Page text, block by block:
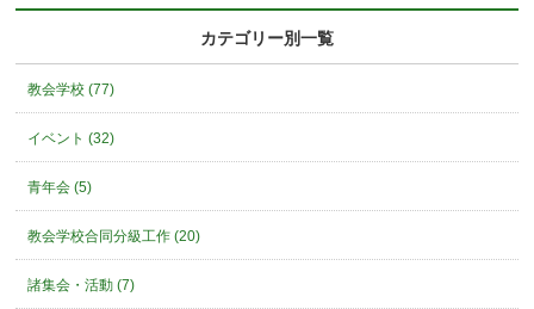
カテゴリー別一覧
教会学校 (77)
イベント (32)
青年会 (5)
教会学校合同分級工作 (20)
諸集会・活動 (7)